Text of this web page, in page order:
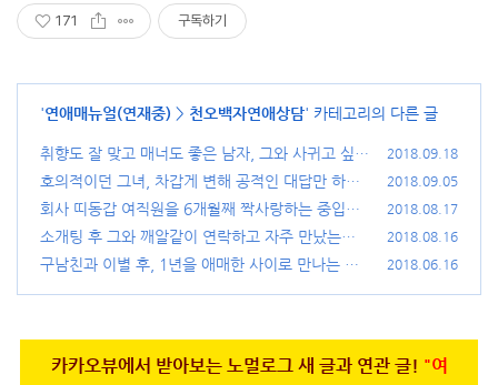
171 구독하기
'연애매뉴얼(연재중) > 천오백자연애상담' 카테고리의 다른 글
취향도 잘 맞고 매너도 좋은 남자, 그와 사귀고 싶어
요.
(25)
2018.09.18
호의적이던 그녀, 차갑게 변해 공적인 대답만 하네
요.
(15)
2018.09.05
회사 띠동갑 여직원을 6개월째 짝사랑하는 중입니
다.
(93)
2018.08.17
소개팅 후 그와 깨알같이 연락하고 자주 만났는데,
끝났어요.
(29)
2018.08.16
구남친과 이별 후, 1년을 애매한 사이로 만나는 중
2018.06.16
카카오뷰에서 받아보는 노멀로그 새 글과 연관 글! "여